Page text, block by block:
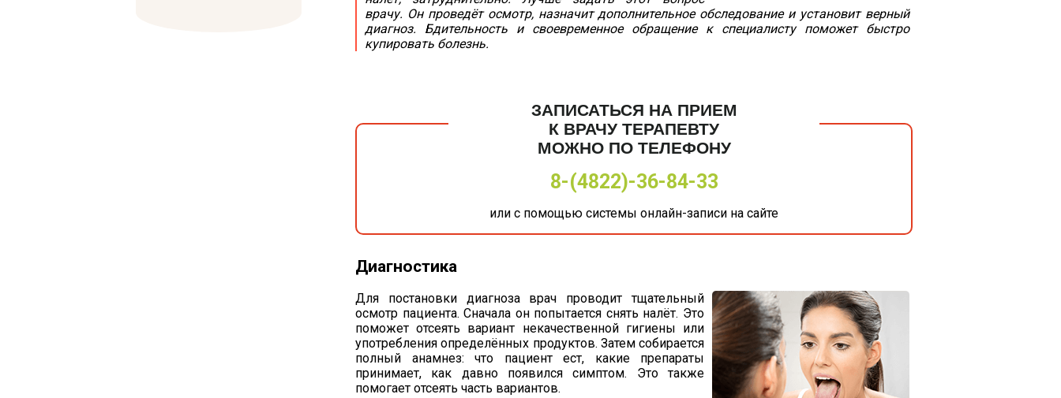
врачу. Он проведёт осмотр, назначит дополнительное обследование и установит верный
диагноз. Бдительность и своевременное обращение к специалисту поможет быстро
купировать болезнь.
ЗАПИСАТЬСЯ НА ПРИЕМ
К ВРАЧУ ТЕРАПЕВТУ
МОЖНО ПО ТЕЛЕФОНУ
8-(4822)-36-84-33
или с помощью системы онлайн-записи на сайте
Диагностика
Для постановки диагноза врач проводит тщательный
осмотр пациента. Сначала он попытается снять налёт. Это
поможет отсеять вариант некачественной гигиены или
употребления определённых продуктов. Затем собирается
полный анамнез: что пациент ест, какие препараты
принимает, как давно появился симптом. Это также
помогает отсеять часть вариантов.